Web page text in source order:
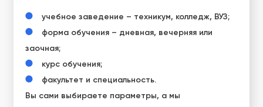
учебное заведение – техникум, колледж, ВУЗ;
форма обучения – дневная, вечерняя или
заочная;
курс обучения;
факультет и специальность.
Вы сами выбираете параметры, а мы